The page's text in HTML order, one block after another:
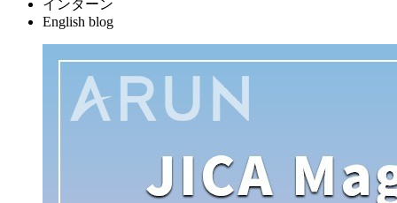
インターン
English blog